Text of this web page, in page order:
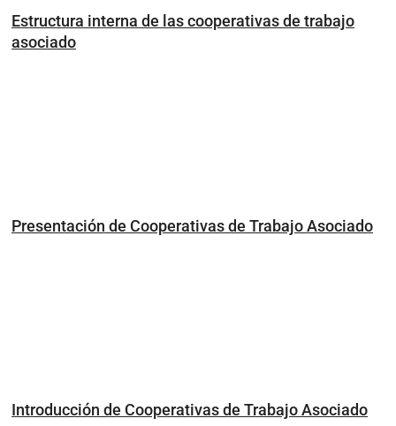
Estructura interna de las cooperativas de trabajo
asociado
Presentación de Cooperativas de Trabajo Asociado
Introducción de Cooperativas de Trabajo Asociado